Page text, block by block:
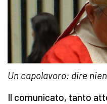
Un capolavoro: dire
Il comunicato, tanto